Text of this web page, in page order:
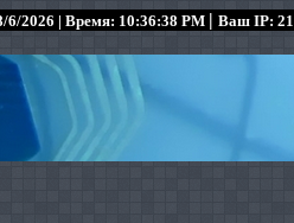
6/2026 | Время: 10:36:38 PM | Ваш IP: